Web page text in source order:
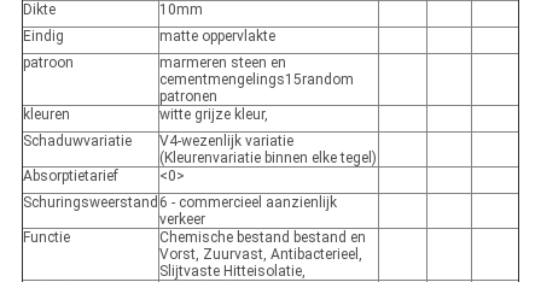
Dikte
10mm
Eindig
matte oppervlakte
patroon
marmeren steen en
cementmengelings15random
patronen
kleuren
witte grijze kleur,
Schaduwvariatie
V4-wezenlijk variatie
(Kleurenvariatie binnen elke tegel)
Absorptietarief
<0>
Schuringsweerstand 6 - commercieel aanzienlijk
verkeer
Functie
Chemische bestand bestand en
Vorst, Zuurvast, Antibacterieel,
Slijtvaste Hitteisolatie,